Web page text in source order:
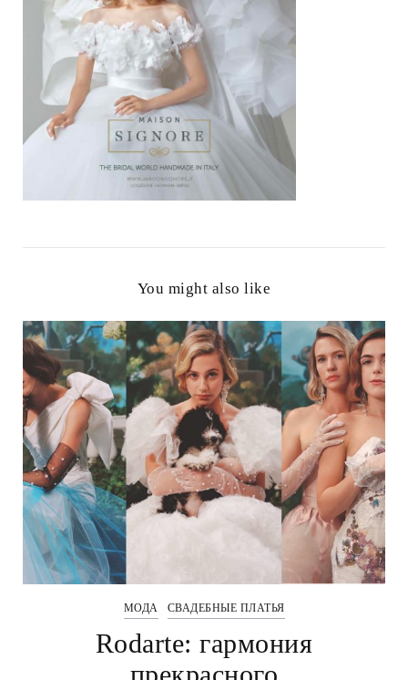
You might also like
МОДА СВАДЕБНЫЕ ПЛАТЬЯ
Rodarte: гармония